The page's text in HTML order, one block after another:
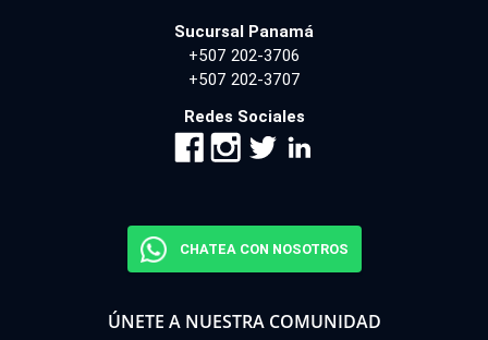
Sucursal Panamá
+507 202-3706
+507 202-3707
Redes Sociales
CHATEA CON NOSOTROS
ÚNETE A NUESTRA COMUNIDAD